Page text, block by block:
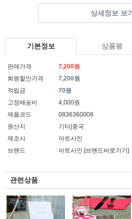
상세정보 보기
기본정보 상품평
판매가격
7,200원
회원할인가격
7,200원
적립금
70원
고정배송비
4,000원
제품코드
0836360008
원산지
기타|중국
제조사
아트사인
브랜드
아트사인 [브랜드바로가기]
관련상품